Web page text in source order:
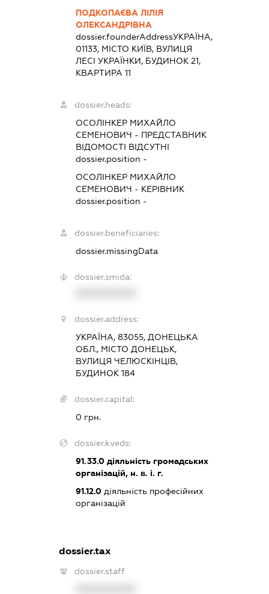
ПОДКОПАЄВА ЛІЛІЯ
ОЛЕКСАНДРІВНА
dossier.founderAddressУКРАЇНА,
01133, МІСТО КИЇВ, ВУЛИЦЯ
ЛЕСІ УКРАЇНКИ, БУДИНОК 21,
КВАРТИРА 11
dossier.heads:
ОСОЛІНКЕР МИХАЙЛО
СЕМЕНОВИЧ - ПРЕДСТАВНИК
ВІДОМОСТІ ВІДСУТНІ
dossier.position -
ОСОЛІНКЕР МИХАЙЛО
СЕМЕНОВИЧ - КЕРІВНИК
dossier.position -
dossier.beneficiaries:
dossier.missingData
dossier.smida:
dossier.address:
УКРАЇНА, 83055, ДОНЕЦЬКА
ОБЛ., МІСТО ДОНЕЦЬК,
ВУЛИЦЯ ЧЕЛЮСКІНЦІВ,
БУДИНОК 184
dossier.capital:
0 грн.
dossier.kveds:
91.33.0діяльність громадських
організацій, н. в. і. г.
91.12.0діяльність професійних
організацій
dossier.tax
dossier.staff